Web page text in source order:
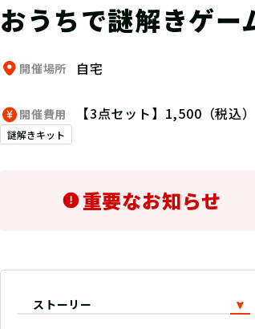
おうちで謎解きゲ
開催場所 自宅
開催費用 【3点セット】1,500（税込
謎解きキット
重要なお知らせ
ストーリー